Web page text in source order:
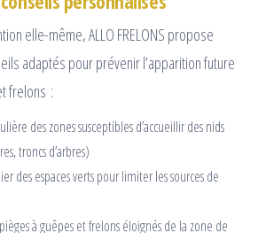
elle-même, ALLO FRELONS propose
adaptés pour prévenir l’apparition future
frelons :
des zones susceptibles d’accueillir des nids
troncs d’arbres)
des espaces verts pour limiter les sources de
à guêpes et frelons éloignés de la zone de